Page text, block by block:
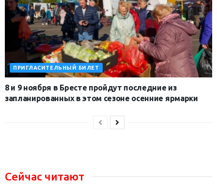
ПРИГЛАСИТЕЛЬНЫЙ БИЛЕТ
8 и 9 ноября в Бресте пройдут последние из
запланированных в этом сезоне осенние ярмарки
Сейчас читают